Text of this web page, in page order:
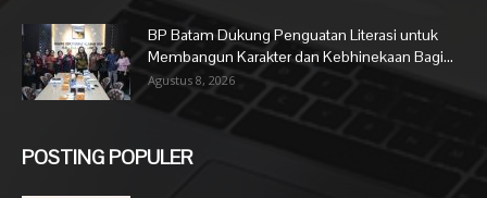
BP Batam Dukung Penguatan Literasi untuk
Membangun Karakter dan Kebhinekaan Bagi...
Agustus 8, 2026
POSTING POPULER